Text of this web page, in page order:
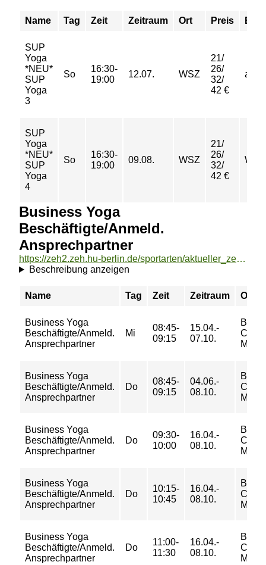
Name Tag Zeit Zeitraum Ort Preis
SUP
Yoga
*NEU*
SUP
Yoga
3
So
16:30-
19:00
12.07. WSZ
21/
26/
32/
42 €
SUP
Yoga
*NEU*
SUP
Yoga
4
So
16:30-
19:00
09.08. WSZ
21/
26/
32/
42 €
Business Yoga
Beschäftigte/Anmeld.
Ansprechpartner
https://zeh2.zeh.hu-berlin.de/sportarten/aktueller_zeitraum/_Business_Yoga_Beschaeftigte_Anmeld__Ansprechpartner.html
Beschreibung anzeigen
Name Tag Zeit Zeitraum Ort
Business Yoga
Beschäftigte/Anmeld.
Ansprechpartner
Mi
08:45-
09:15
15.04.-
07.10.
BGF
Mitte I
Business Yoga
Beschäftigte/Anmeld.
Ansprechpartner
Do
08:45-
09:15
04.06.-
08.10.
BGF
Mitte I
Business Yoga
Beschäftigte/Anmeld.
Ansprechpartner
Do
09:30-
10:00
16.04.-
08.10.
BGF
Mitte I
Business Yoga
Beschäftigte/Anmeld.
Ansprechpartner
Do
10:15-
10:45
16.04.-
08.10.
BGF
Mitte I
Business Yoga
Beschäftigte/Anmeld.
Ansprechpartner
Do
11:00-
11:30
16.04.-
08.10.
BGF
Mitte I